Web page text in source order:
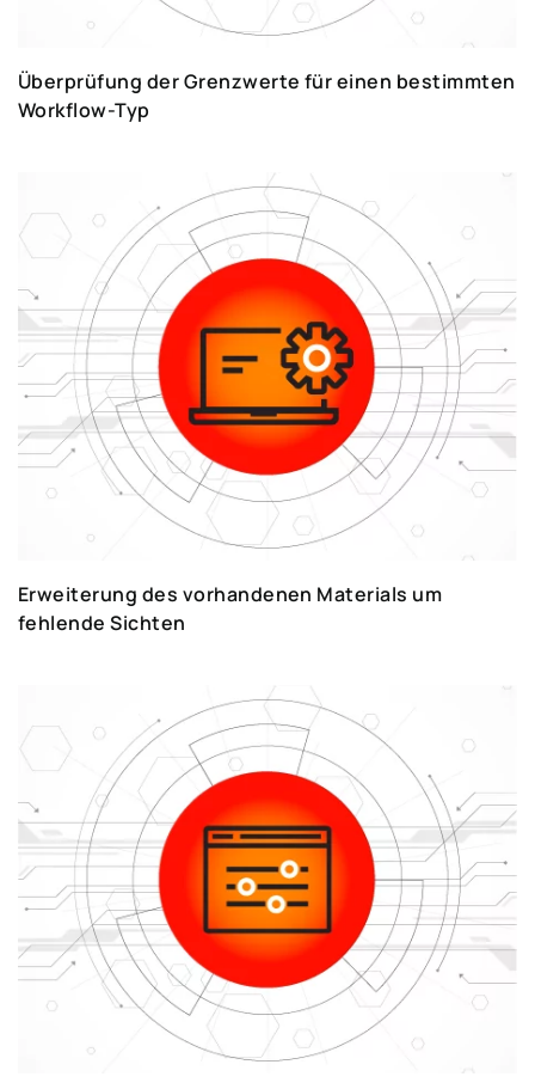
Überprüfung der Grenzwerte für einen bestimmten
Workflow-Typ
Erweiterung des vorhandenen Materials um
fehlende Sichten